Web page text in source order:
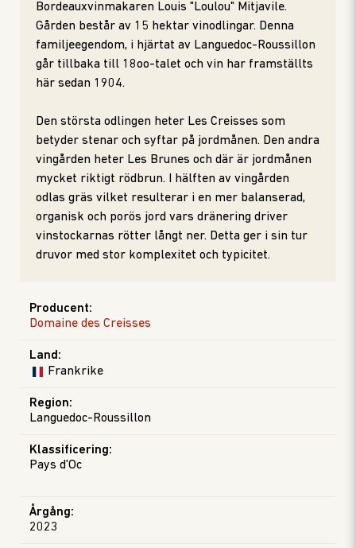
Bordeauxvinmakaren Louis "Loulou" Mitjavile.
Gården består av 15 hektar vinodlingar. Denna
familjeegendom, i hjärtat av Languedoc-Roussillon
går tillbaka till 18oo-talet och vin har framställts
här sedan 1904.
Den största odlingen heter Les Creisses som
betyder stenar och syftar på jordmånen. Den andra
vingården heter Les Brunes och där är jordmånen
mycket riktigt rödbrun. I hälften av vingården
odlas gräs vilket resulterar i en mer balanserad,
organisk och porös jord vars dränering driver
vinstockarnas rötter långt ner. Detta ger i sin tur
druvor med stor komplexitet och typicitet.
Producent:
Domaine des Creisses
Land :
Frankrike
Region:
Languedoc-Roussillon
Klassificering:
Pays d'Oc
Årgång:
2023